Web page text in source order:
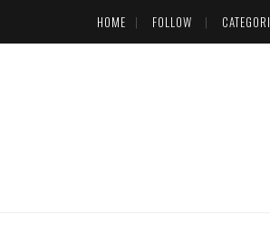
HOME FOLLOW